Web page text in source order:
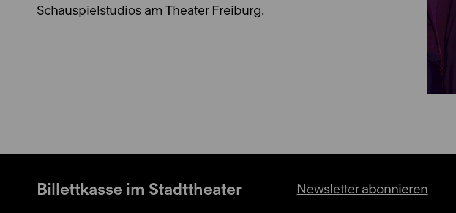
Schauspielstudios am Theater Freiburg.
Billettkasse im Stadttheater Newsletter abonnieren